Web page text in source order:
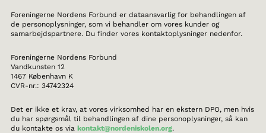
Foreningerne Nordens Forbund er dataansvarlig for behandlingen af
de personoplysninger, som vi behandler om vores kunder og
samarbejdspartnere. Du finder vores kontaktoplysninger nedenfor.
Foreningerne Nordens Forbund
Vandkunsten 12
1467 København K
CVR-nr.: 34742324
Det er ikke et krav, at vores virksomhed har en ekstern DPO, men hvis
du har spørgsmål til behandlingen af dine personoplysninger, så kan
du kontakte os via kontakt@nordeniskolen.org.